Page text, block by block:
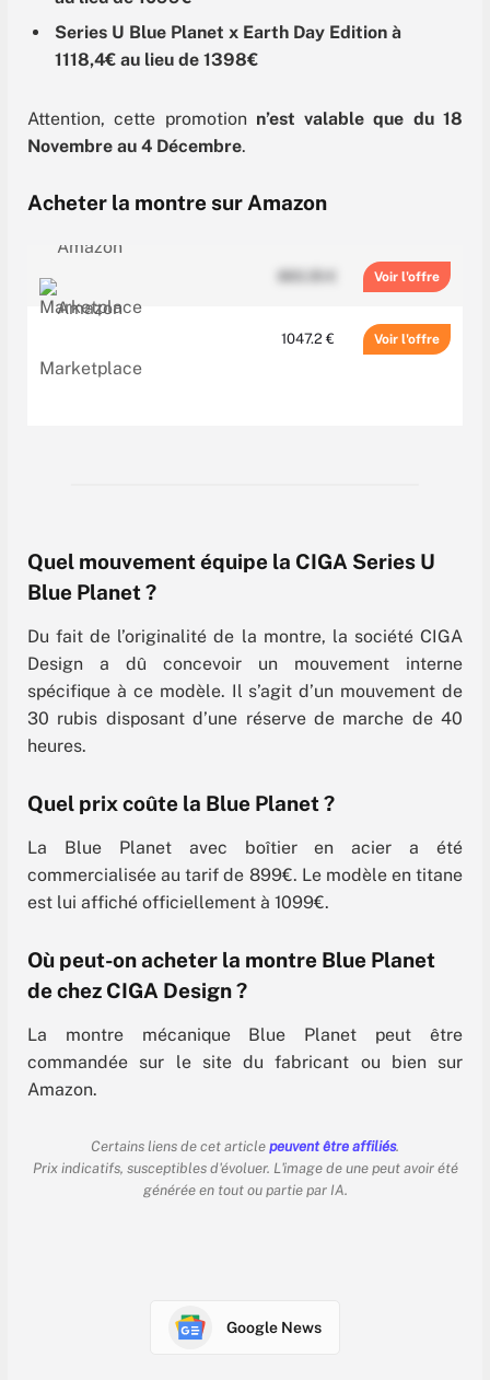
Series U Blue Planet x Earth Day Edition à
1118,4€ au lieu de 1398€
Attention, cette promotion n’est valable que du 18
Novembre au 4 Décembre.
Acheter la montre sur Amazon
Voir
1047.2 € Voir
Quel mouvement équipe la CIGA Series U
Blue Planet ?
Du fait de l’originalité de la montre, la société CIGA
Design a dû concevoir un mouvement interne
spécifique à ce modèle. Il s’agit d’un mouvement de
30 rubis disposant d’une réserve de marche de 40
heures.
Quel prix coûte la Blue Planet ?
La Blue Planet avec boîtier en acier a été
commercialisée au tarif de 899€. Le modèle en titane
est lui affiché officiellement à 1099€.
Où peut-on acheter la montre Blue Planet
de chez CIGA Design ?
La montre mécanique Blue Planet peut être
commandée sur le site du fabricant ou bien sur
Amazon.
Certains liens de cet article peuvent être affiliés.
Prix indicatifs, susceptibles d'évoluer. L'image de une peut avoir été
générée en tout ou partie par IA.
Google News